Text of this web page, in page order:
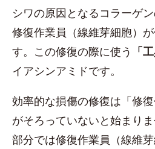
シワの原因となるコラーゲン
修復作業員（線維芽細胞）
す。この修復の際に使う 「
イアシンアミドです。
効率的な損傷の修復は「修復
がそろっていないと始まり
部分では修復作業員（線維